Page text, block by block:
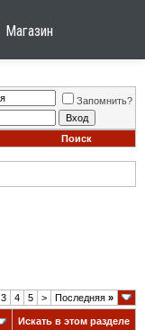
Магазин
Запомнить?
Поиск
3 4 5 > Последняя »
Искать в этом разделе